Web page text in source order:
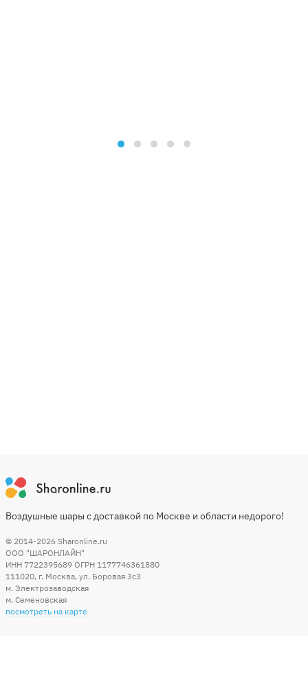
Воздушные шары с доставкой по Москве и области недорого!
© 2014-2026 Sharonline.ru
ООО "ШАРОНЛАЙН"
ИНН 7722395689 ОГРН 1177746361880
111020, г. Москва, ул. Боровая 3c3
м. Электрозаводская
м. Семеновская
посмотреть на карте